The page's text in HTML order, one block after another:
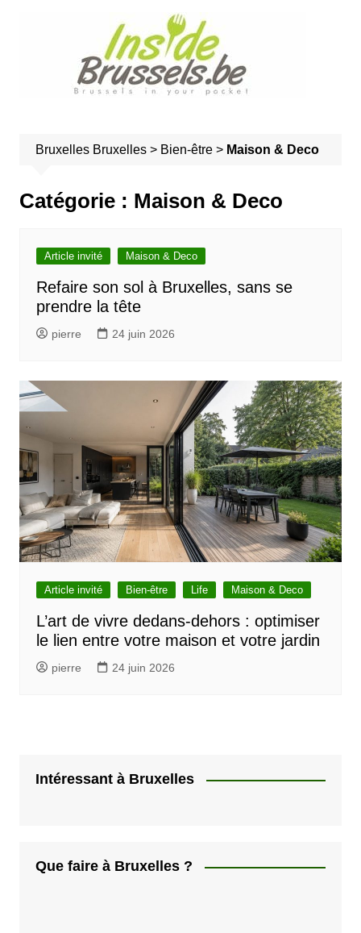
Bruxelles Bruxelles> Bien-être> Maison & Deco
Catégorie : Maison & Deco
Article invité Maison & Deco
Refaire son sol à Bruxelles, sans se
prendre la tête
pierre 24 juin 2026
Article invité Bien-être Life Maison & Deco
L’art de vivre dedans-dehors : optimiser
le lien entre votre maison et votre jardin
pierre 24 juin 2026
Intéressant à Bruxelles
Que faire à Bruxelles ?